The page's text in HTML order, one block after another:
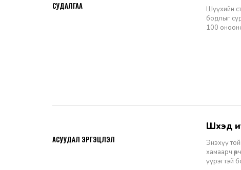
Шүүхийн
бодлыг
100
СУДАЛГАА
Энэхүү
хамаарч
үүрэгтэй
АСУУДАЛ ЭРГЭЦҮҮЛЭЛ